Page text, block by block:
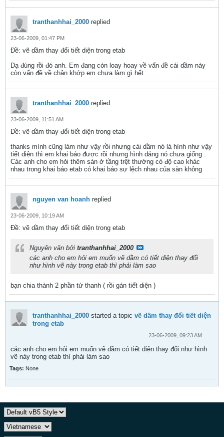
tranthanhhai_2000 replied
23-06-2009, 01:47 PM
Ðề: vẽ dầm thay đổi tiết diện trong etab
Dạ đúng rồi đó anh. Em đang còn loay hoay về vấn đề cái dầm này
còn vấn đề về chân khớp em chưa làm gì hết
tranthanhhai_2000 replied
23-06-2009, 11:51 AM
Ðề: vẽ dầm thay đổi tiết diện trong etab
thanks mình cũng làm như vậy rồi nhưng cái dầm nó là hình như vậy
tiết diện thì em khai báo được rồi nhưng hình dáng nó chưa giống .
Các anh cho em hỏi thêm sàn ở tầng trệt thường có độ cao khác
nhau trong khai báo etab có khai báo sự lệch nhau của sàn không
nguyen van hoanh replied
23-06-2009, 10:19 AM
Ðề: vẽ dầm thay đổi tiết diện trong etab
Nguyên văn bởi tranthanhhai_2000
các anh cho em hỏi em muốn vẽ dầm có tiết diện thay đổi
như hình vẽ này trong etab thì phải làm sao
bạn chia thành 2 phần tử thanh ( rồi gán tiết diện )
tranthanhhai_2000 started a topic vẽ dầm thay đổi tiết diện
trong etab
23-06-2009, 09:23 AM
các anh cho em hỏi em muốn vẽ dầm có tiết diện thay đổi như hình
vẽ này trong etab thì phải làm sao
Tags: None